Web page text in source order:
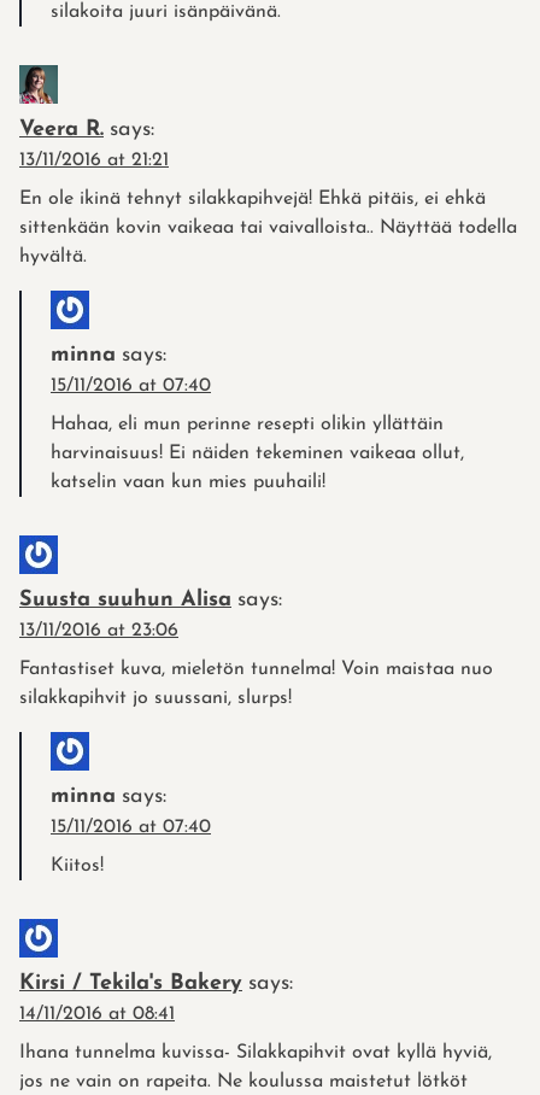
silakoita juuri isänpäivänä.
Veera R. says:
13/11/2016 at 21:21
En ole ikinä tehnyt silakkapihvejä! Ehkä pitäis, ei ehkä
sittenkään kovin vaikeaa tai vaivalloista.. Näyttää todella
hyvältä.
minna says:
15/11/2016 at 07:40
Hahaa, eli mun perinne resepti olikin yllättäin
harvinaisuus! Ei näiden tekeminen vaikeaa ollut,
katselin vaan kun mies puuhaili!
Suusta suuhun Alisa says:
13/11/2016 at 23:06
Fantastiset kuva, mieletön tunnelma! Voin maistaa nuo
silakkapihvit jo suussani, slurps!
minna says:
15/11/2016 at 07:40
Kiitos!
Kirsi / Tekila's Bakery says:
14/11/2016 at 08:41
Ihana tunnelma kuvissa- Silakkapihvit ovat kyllä hyviä,
jos ne vain on rapeita. Ne koulussa maistetut lötköt